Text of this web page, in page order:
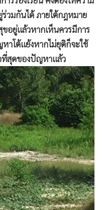
วมกันได้ ภายใต้กฎหมาย
อยู่แล้วหากเห็นควรมีการ
าโต้แย้งหากไม่ยุติก็จะใช้
ที่สุดของปัญหาแล้ว